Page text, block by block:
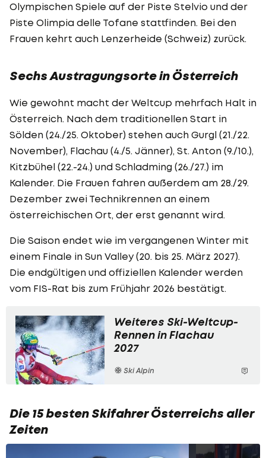
Olympischen Spiele auf der Piste Stelvio und der
Piste Olimpia delle Tofane stattfinden. Bei den
Frauen kehrt auch Lenzerheide (Schweiz) zurück.
Sechs Austragungsorte in Österreich
Wie gewohnt macht der Weltcup mehrfach Halt in
Österreich. Nach dem traditionellen Start in
Sölden (24./25. Oktober) stehen auch Gurgl (21./22.
November), Flachau (4./5. Jänner), St. Anton (9./10.),
Kitzbühel (22.-24.) und Schladming (26./27.) im
Kalender. Die Frauen fahren außerdem am 28./29.
Dezember zwei Technikrennen an einem
österreichischen Ort, der erst genannt wird.
Die Saison endet wie im vergangenen Winter mit
einem Finale in Sun Valley (20. bis 25. März 2027).
Die endgültigen und offiziellen Kalender werden
vom FIS-Rat bis zum Frühjahr 2026 bestätigt.
Weiteres Ski-Weltcup-
Rennen in Flachau
2027
Ski Alpin
Die 15 besten Skifahrer Österreichs aller
Zeiten